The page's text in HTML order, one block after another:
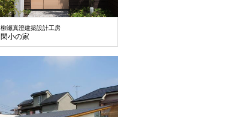
柳瀬真澄建築設計工房
閑小の家